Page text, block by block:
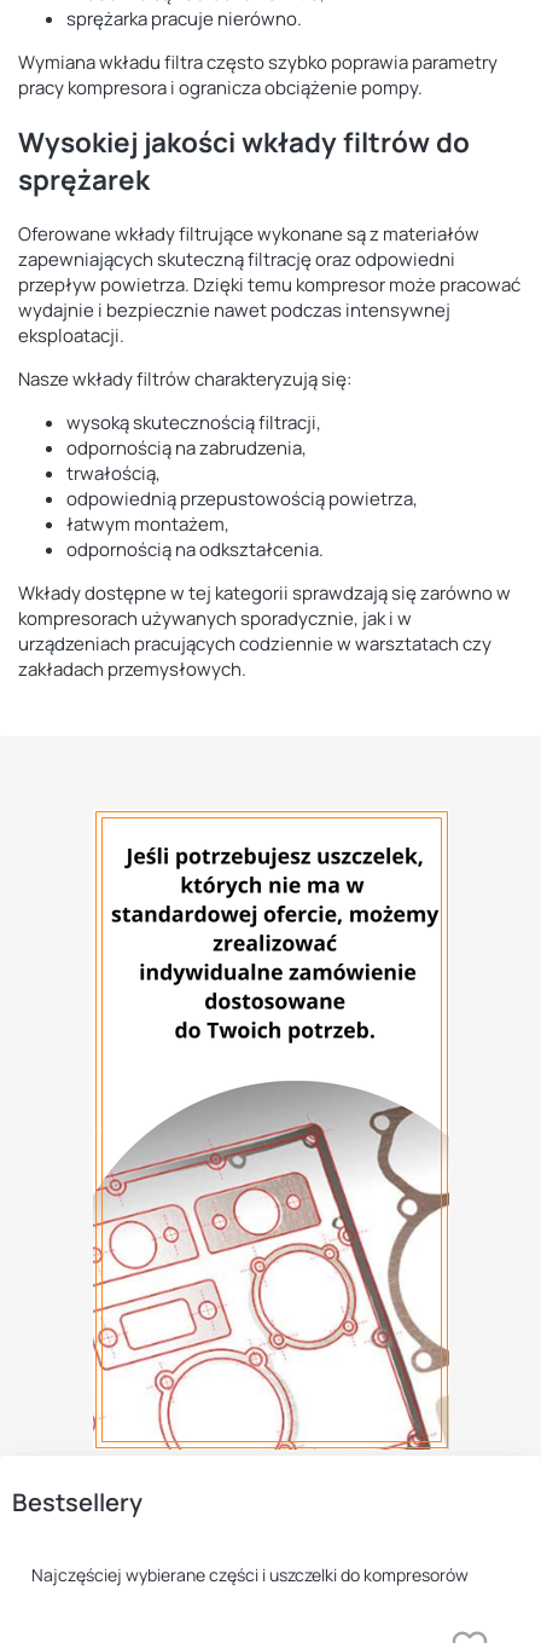
sprężarka pracuje nierówno.
Wymiana wkładu filtra często szybko poprawia parametry
pracy kompresora i ogranicza obciążenie pompy.
Wysokiej jakości wkłady filtrów do
sprężarek
Oferowane wkłady filtrujące wykonane są z materiałów
zapewniających skuteczną filtrację oraz odpowiedni
przepływ powietrza. Dzięki temu kompresor może pracować
wydajnie i bezpiecznie nawet podczas intensywnej
eksploatacji.
Nasze wkłady filtrów charakteryzują się:
wysoką skutecznością filtracji,
odpornością na zabrudzenia,
trwałością,
odpowiednią przepustowością powietrza,
łatwym montażem,
odpornością na odkształcenia.
Wkłady dostępne w tej kategorii sprawdzają się zarówno w
kompresorach używanych sporadycznie, jak i w
urządzeniach pracujących codziennie w warsztatach czy
zakładach przemysłowych.
Bestsellery
Najczęściej wybierane części i uszczelki do kompresorów